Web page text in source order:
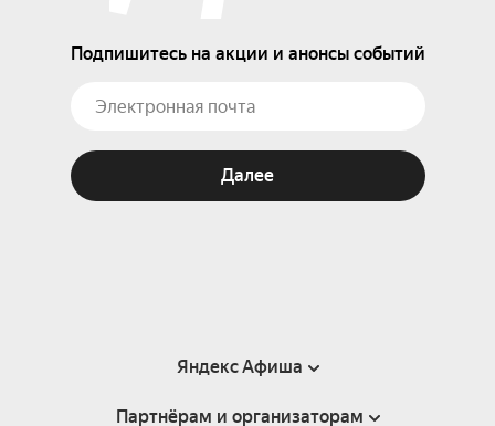
Подпишитесь на акции и анонсы событий
Далее
Яндекс Афиша
Справка
Партнёрам и организаторам